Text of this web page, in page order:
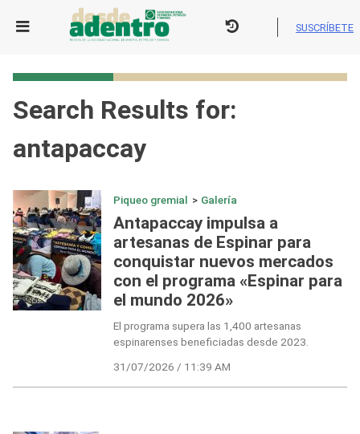
SUSCRÍBETE
Search Results for:
antapaccay
Piqueo gremial > Galería
Antapaccay impulsa a
artesanas de Espinar para
conquistar nuevos mercados
con el programa «Espinar para
el mundo 2026»
El programa supera las 1,400 artesanas
espinarenses beneficiadas desde 2023.
31/07/2026 / 11:39 AM